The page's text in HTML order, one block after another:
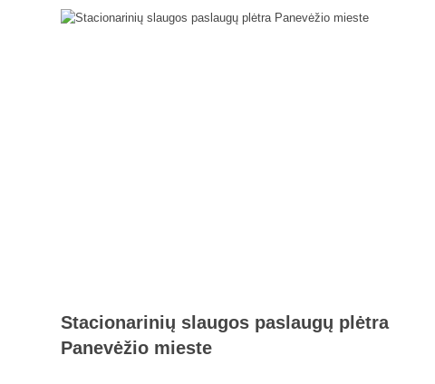
Stacionarinių slaugos paslaugų plėtra
Panevėžio mieste